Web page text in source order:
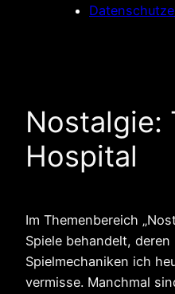
Nostalgie:
Hospital
Im Themenbereich
Spiele behandelt,
Spielmechaniken ich
vermisse. Manchmal